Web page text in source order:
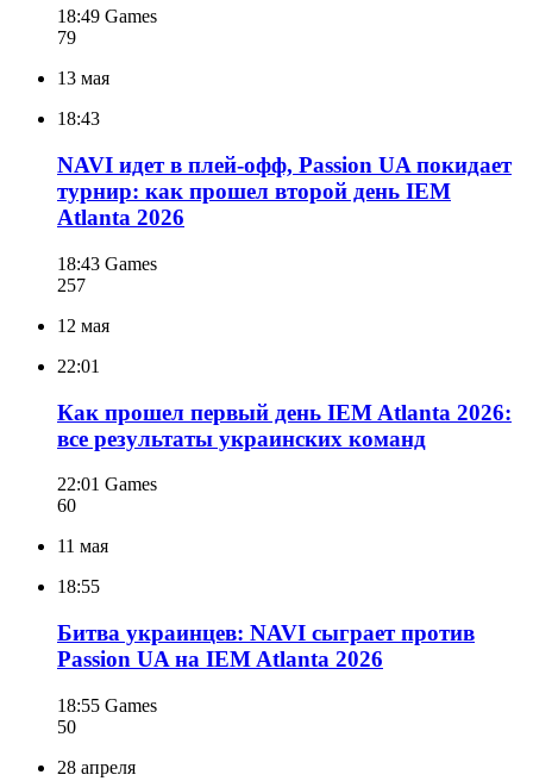
18:49 Games
79
13 мая
18:43
NAVI идет в плей-офф, Passion UA покидает
турнир: как прошел второй день IEM
Atlanta 2026
18:43 Games
257
12 мая
22:01
Как прошел первый день IEM Atlanta 2026:
все результаты украинских команд
22:01 Games
60
11 мая
18:55
Битва украинцев: NAVI сыграет против
Passion UA на IEM Atlanta 2026
18:55 Games
50
28 апреля